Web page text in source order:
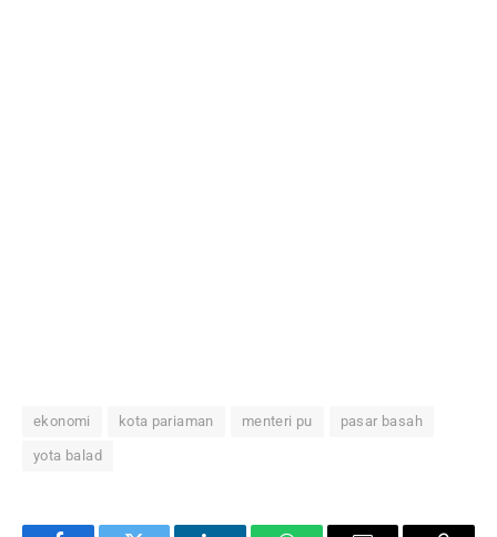
ekonomi kota pariaman menteri pu pasar basah
yota balad